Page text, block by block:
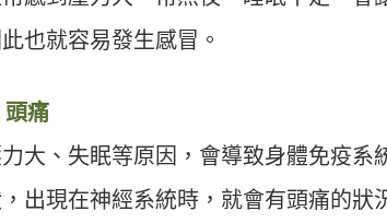
此也就容易發生感冒。
頭痛
大、失眠等原因，會導致身體免疫
出現在神經系統時，就會有頭痛的狀